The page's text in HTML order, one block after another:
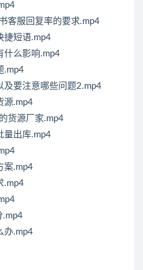
客服回复率的要求.mp4
捷短语.mp4
什么影响.mp4
.mp4
及要注意哪些问题2.mp4
源.mp4
货源厂家.mp4
量出库.mp4
案.mp4
.mp4
.mp4
办.mp4